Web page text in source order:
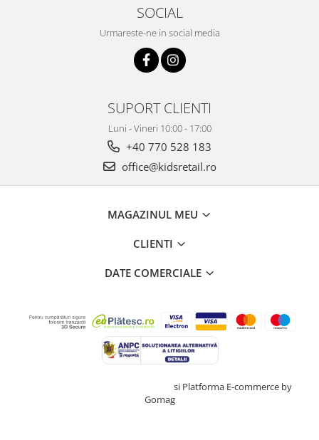
SOCIAL
Urmareste-ne in social media
SUPORT CLIENTI
Luni - Vineri 10:00 - 17:00
+40 770 528 183
office@kidsretail.ro
MAGAZINUL MEU
CLIENTI
DATE COMERCIALE
si Platforma E-commerce by
Gomag